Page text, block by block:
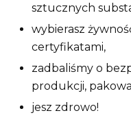
sztucznych
wybierasz
certyfikatami,
zadbaliśmy o
produkcji,
jesz zdrowo!